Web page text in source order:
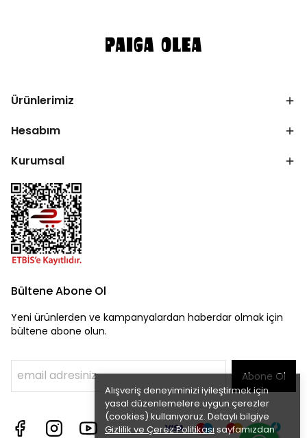
Alışveriş deneyiminizi iyileştirmek için
yasal düzenlemelere uygun çerezler
(cookies) kullanıyoruz. Detaylı bilgiye
Gizlilik ve Çerez Politikası sayfamızdan
Ürünlerimiz
Hesabım
Kurumsal
Bültene Abone Ol
Yeni ürünlerden ve kampanyalardan haberdar olmak için
bültene abone olun.
Abone Ol